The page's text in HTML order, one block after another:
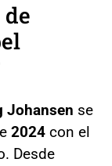
Johansen se
2024 con el
Desde